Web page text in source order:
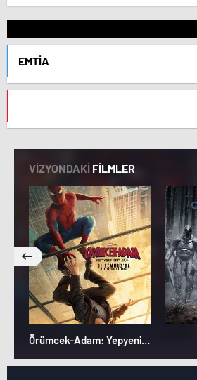
EMTIA
VİZYONDAKİ FİLMLER
Örümcek-Adam: Yepyeni Bir Gün